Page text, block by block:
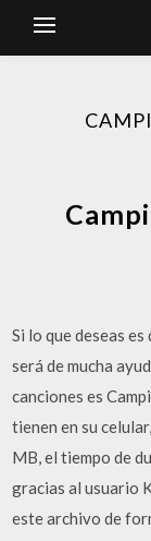
Si lo que deseas
será de mucha
canciones es
tienen en su
MB, el tiempo de
gracias al usuario
este archivo de